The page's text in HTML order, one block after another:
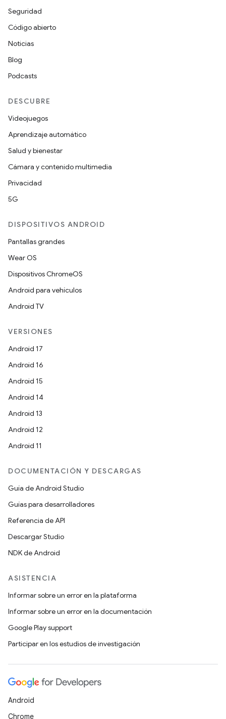
Seguridad
Código abierto
Noticias
Blog
Podcasts
DESCUBRE
Videojuegos
Aprendizaje automático
Salud y bienestar
Cámara y contenido multimedia
Privacidad
5G
DISPOSITIVOS ANDROID
Pantallas grandes
Wear OS
Dispositivos ChromeOS
Android para vehículos
Android TV
VERSIONES
Android 17
Android 16
Android 15
Android 14
Android 13
Android 12
Android 11
DOCUMENTACIÓN Y DESCARGAS
Guía de Android Studio
Guías para desarrolladores
Referencia de API
Descargar Studio
NDK de Android
ASISTENCIA
Informar sobre un error en la plataforma
Informar sobre un error en la documentación
Google Play support
Participar en los estudios de investigación
Android
Chrome